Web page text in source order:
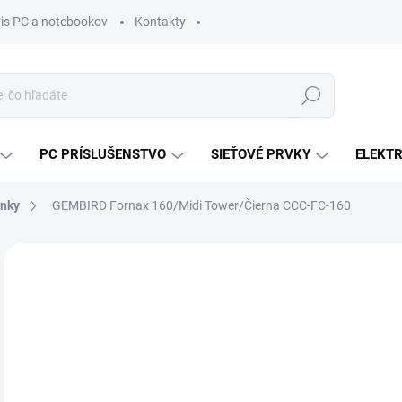
PC a notebookov Kontakty
Hľadať
PC PRÍSLUŠENSTVO SIEŤOVÉ PRVKY
GEMBIRD Fornax 160/Midi Tower/Čierna CCC-FC-160